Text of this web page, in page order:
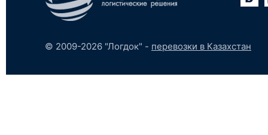
© 2009-2026 "Логдок" - перевозки в Казахстан